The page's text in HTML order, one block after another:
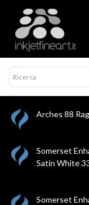
Arches 88
Somerset
Satin White
Somerset